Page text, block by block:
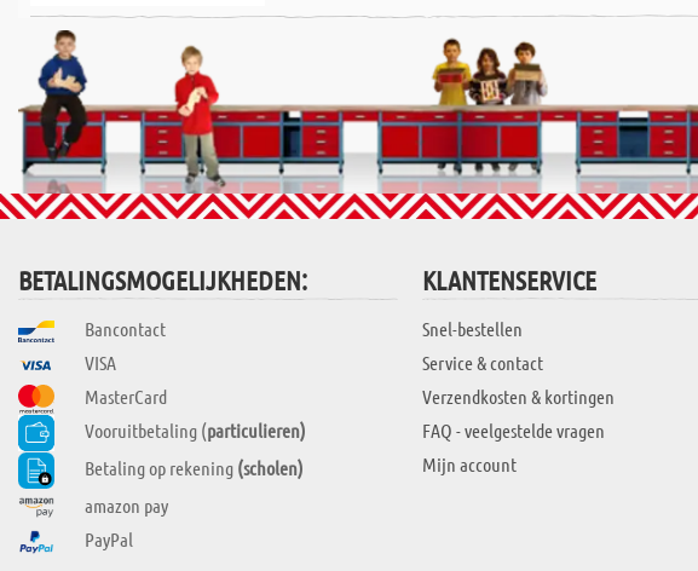
BETALINGSMOGELIJKHEDEN:
Bancontact
VISA
MasterCard
Vooruitbetaling (particulieren)
Betaling op rekening (scholen)
amazon pay
PayPal
KLANTENSERVICE
Snel-bestellen
Service & contact
Verzendkosten & kortingen
FAQ - veelgestelde vragen
Mijn account